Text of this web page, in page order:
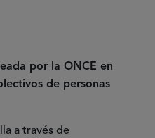
por la ONCE en
de personas
a través de